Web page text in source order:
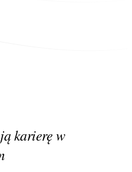
karierę w